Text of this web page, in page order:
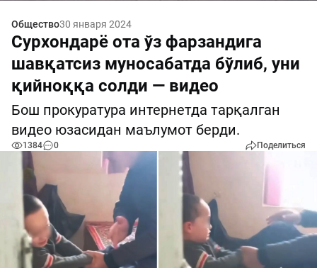
Общество30 января 2024
Сурхондарё ота ўз фарзандига
шавқатсиз муносабатда бўлиб, уни
қийноққа солди — видео
Бош прокуратура интернетда тарқалган
видео юзасидан маълумот берди.
1384 0 Поделиться